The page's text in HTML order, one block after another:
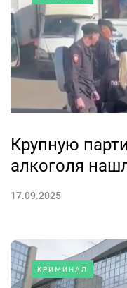
Крупную
алкоголя
17.09.2025
КРИМИНАЛ